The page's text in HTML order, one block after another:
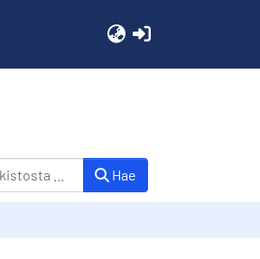
Hae